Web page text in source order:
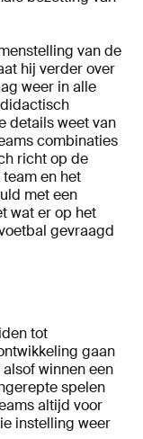
van de
hij verder over
weer in alle
details weet van
combinaties
richt op de
en het
met een
wat er op het
gevraagd
tot
gaan
winnen een
spelen
altijd voor
instelling weer